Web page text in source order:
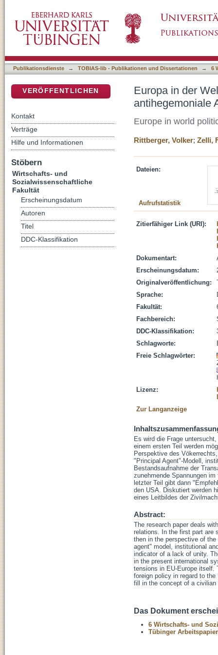
Publikationsdienste → TOBIAS-lib - Publikationen und Dissertationen → 6
Europa in der
antihegemoniale
Europe in world
Rittberger, Volker; Zelli,
Dateien:
Aufrufstatistik
Zitierfähiger Link (URI):
Dokumentart:
Erscheinungsdatum:
Originalveröffentlichung:
Sprache:
Fakultät:
Fachbereich:
DDC-Klassifikation:
Schlagworte:
Freie Schlagwörter:
Lizenz:
Zur Langanzeige
Es wird die Frage
einem ersten Teil werden
Perspektive des
"Principal Agent"-Modell,
Bestandsaufnahme der
zunehmende Spannungen
letzter Teil gibt dann
den USA. Diskutiert werden
eines Leitbildes der
Abstract:
The research paper deals
relations. In the first part are
then in the perspective of
agent" model, institutional
indicator of a lack of unity.
in the present international
tensions in EU-Europe itself.
foreign policy in regard to
fill in the concept of a civilian
Das Dokument
6 Wirtschafts- und
Tübinger
VERÖFFENTLICHEN
Kontakt
Verträge
Hilfe und Informationen
Stöbern
Wirtschafts- und
Sozialwissenschaftliche
Fakultät
Erscheinungsdatum
Autoren
Titel
DDC-Klassifikation